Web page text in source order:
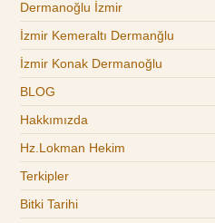
Dermanoğlu İzmir
İzmir Kemeraltı Dermanğlu
İzmir Konak Dermanoğlu
BLOG
Hakkımızda
Hz.Lokman Hekim
Terkipler
Bitki Tarihi